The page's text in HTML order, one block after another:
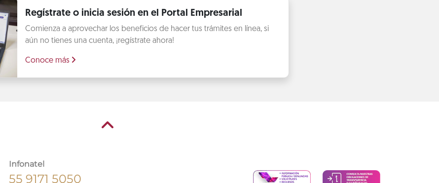
Regístrate o inicia sesión en el Portal Empresarial
Comienza a aprovechar los beneficios de hacer tus trámites en línea, si
aún no tienes una cuenta, ¡regístrate ahora!
Conoce más
Infonatel
55 9171 5050